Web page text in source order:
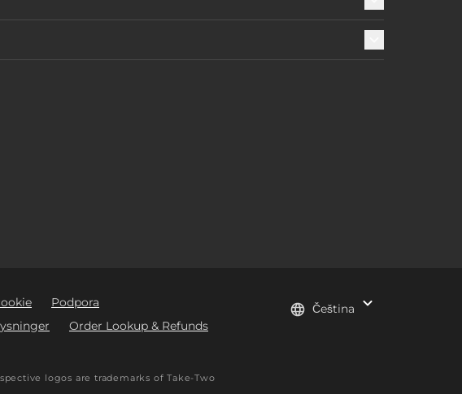
Podpora
Order Lookup & Refunds
logos are trademarks of Take-Two
Čeština